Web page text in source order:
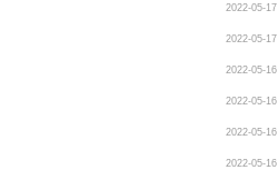
2022-05-17
2022-05-17
2022-05-16
2022-05-16
2022-05-16
2022-05-16